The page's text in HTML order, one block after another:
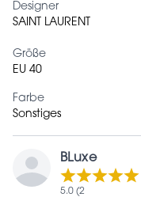
Designer
SAINT LAURENT
Größe
EU 40
Farbe
Sonstiges
BLuxe
5.0 (2